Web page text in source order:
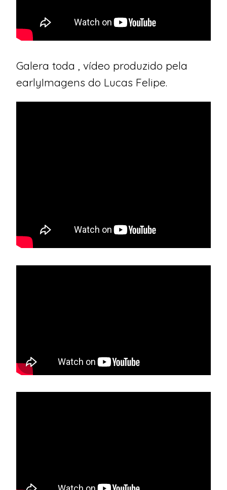
Galera toda , vídeo produzido pela
earlyImagens do Lucas Felipe.